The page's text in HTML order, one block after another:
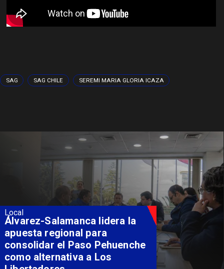
SAG SAG CHILE SEREMI MARIA GLORIA ICAZA
Local
Álvarez-Salamanca lidera la
apuesta regional para
consolidar el Paso Pehuenche
como alternativa a Los